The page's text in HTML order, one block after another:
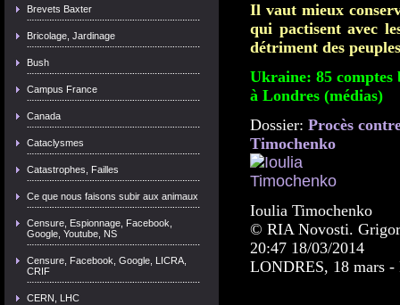
Brevets Baxter
Bricolage, Jardinage
Bush
Campus France
Canada
Cataclysmes
Catastrophes, Failles
Ce que nous faisons subir aux animaux
Censure, Espionnage, Facebook,
Google, Youtube, NS
Censure, Facebook, Google, LICRA,
CRIF
CERN, LHC
Il vaut mieux
qui pactisent avec
détriment des
Ukraine: 85 comptes
à Londres (médias)
Dossier: Procès
Timochenko
Ioulia Timochenko
© RIA Novosti.
20:47 18/03/2014
LONDRES, 18 mars